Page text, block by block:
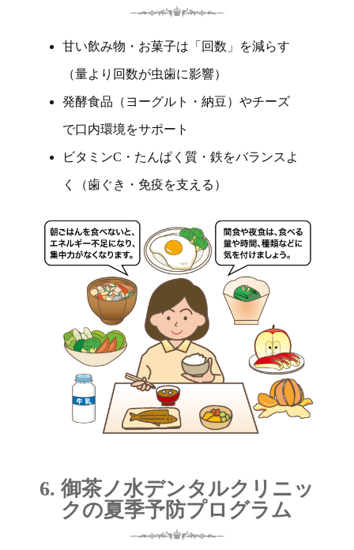
甘い飲み物・お菓子は「回数」を減らす
（量より回数が虫歯に影響）
発酵食品（ヨーグルト・納豆）やチーズ
で口内環境をサポート
ビタミンC・たんぱく質・鉄をバランスよ
く（歯ぐき・免疫を支える）
6. 御茶ノ水デンタルクリニッ
クの夏季予防プログラム